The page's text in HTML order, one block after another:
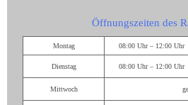
Öffnungszeiten des
Montag 08:00 Uhr – 12:00 Uhr
Dienstag 08:00 Uhr – 12:00 Uhr
Mittwoch